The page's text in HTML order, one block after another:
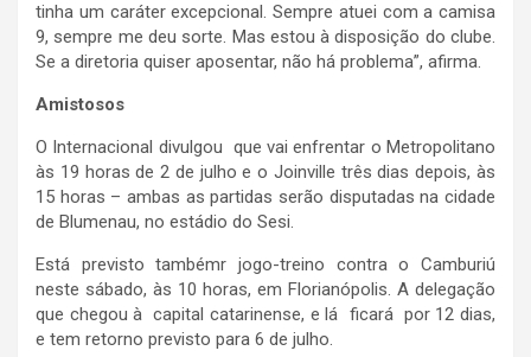
tinha um caráter excepcional. Sempre atuei com a camisa
9, sempre me deu sorte. Mas estou à disposição do clube.
Se a diretoria quiser aposentar, não há problema”, afirma.
Amistosos
O Internacional divulgou que vai enfrentar o Metropolitano
às 19 horas de 2 de julho e o Joinville três dias depois, às
15 horas – ambas as partidas serão disputadas na cidade
de Blumenau, no estádio do Sesi.
Está previsto tambémr jogo-treino contra o Camburiú
neste sábado, às 10 horas, em Florianópolis. A delegação
que chegou à capital catarinense, e lá ficará por 12 dias,
e tem retorno previsto para 6 de julho.